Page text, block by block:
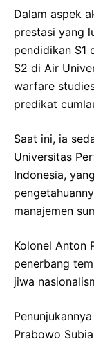
Dalam aspek
prestasi yang
pendidikan S1
S2 di Air
warfare
predikat
Saat ini, ia
Universitas
Indonesia,
manajemen
Kolonel Anton
penerbang
jiwa
Prabowo